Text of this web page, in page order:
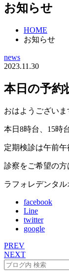
お知らせ
HOME
お知らせ
news
2023.11.30
本日の予約
おはようございま
本日8時台、15時
定期検診は午前午
診察をご希望の方
ラフォレデンタ
facebook
Line
twitter
google
PREV
NEXT